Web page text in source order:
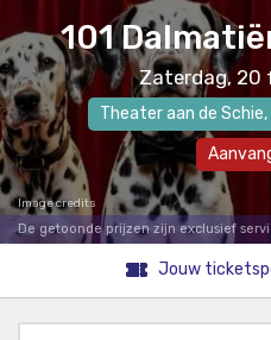
101
Zaterdag, 20
Theater aan de Schie,
Image credits
De getoonde prijzen zijn exclusief
Jouw